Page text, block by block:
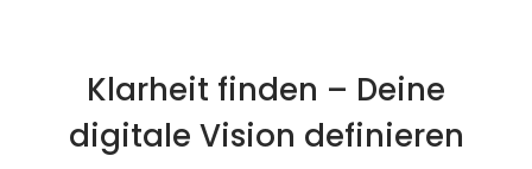
Klarheit finden – Deine
digitale Vision definieren